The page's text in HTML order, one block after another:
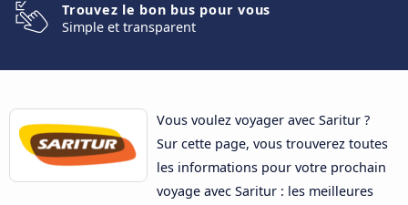
Trouvez le bon bus pour vous
Simple et transparent
Vous voulez voyager avec Saritur ?
Sur cette page, vous trouverez toutes
les informations pour votre prochain
voyage avec Saritur : les meilleures